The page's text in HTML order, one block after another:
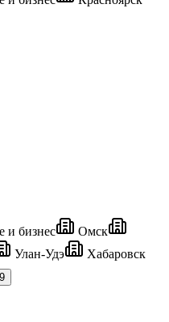
и бизнес
Омск
Улан-Удэ
Хабаровск